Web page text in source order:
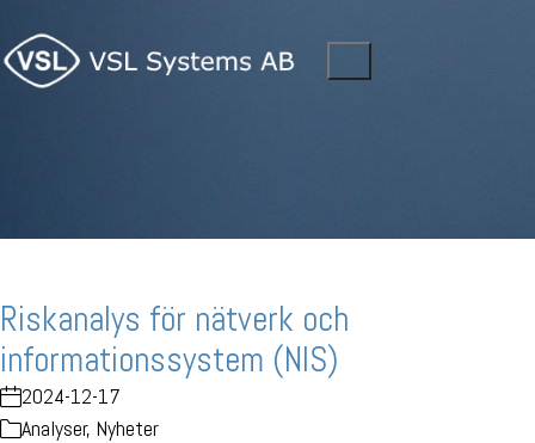
Riskanalys för nätverk och
informationssystem (NIS)
2024-12-17
Analyser, Nyheter